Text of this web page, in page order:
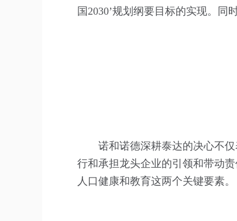
国2030’规划纲要目标的实现。同
诺和诺德深耕泰达的决心不
行和承担龙头企业的引领和带动
人口健康和教育这两个关键要素。